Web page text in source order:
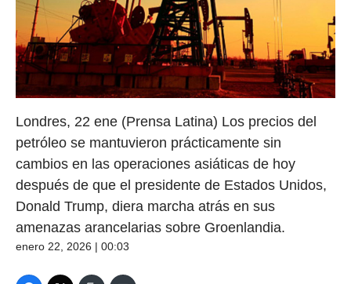
Londres, 22 ene (Prensa Latina) Los precios del
petróleo se mantuvieron prácticamente sin
cambios en las operaciones asiáticas de hoy
después de que el presidente de Estados Unidos,
Donald Trump, diera marcha atrás en sus
amenazas arancelarias sobre Groenlandia.
enero 22, 2026 | 00:03